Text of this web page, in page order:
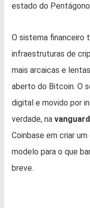
estado do
O sistema financeiro
infraestruturas de
mais arcaicas e
aberto do Bitcoin. O
digital e movido por
verdade, na
Coinbase em criar
modelo para o que
breve.